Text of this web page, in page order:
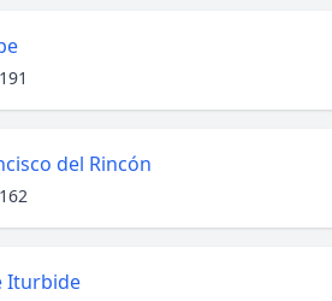
191
del Rincón
162
Iturbide